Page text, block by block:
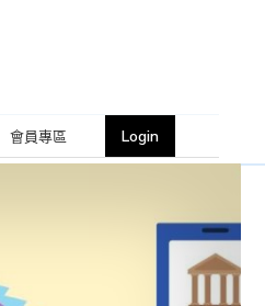
會員專區 Login